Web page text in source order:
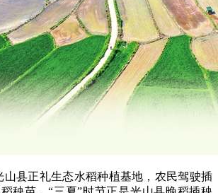
县正礼生态水稻种植基地，农民驾驶插